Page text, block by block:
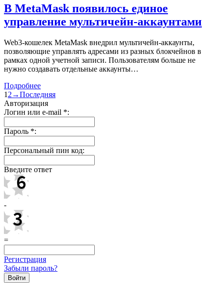
В MetaMask появилось единое
управление мультичейн-аккаунтами
Web3-кошелек MetaMask внедрил мультичейн-аккаунты,
позволяющие управлять адресами из разных блокчейнов в
рамках одной учетной записи. Пользователям больше не
нужно создавать отдельные аккаунты…
Подробнее
1 2 →Последняя
Авторизация
Логин или e-mail *:
Пароль *:
Персональный пин код:
Введите ответ
-
=
Регистрация
Забыли пароль?